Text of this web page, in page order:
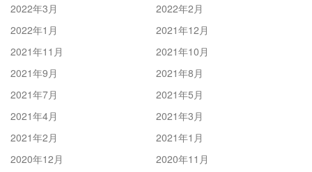
2022年3月
2022年2月
2022年1月
2021年12月
2021年11月
2021年10月
2021年9月
2021年8月
2021年7月
2021年5月
2021年4月
2021年3月
2021年2月
2021年1月
2020年12月
2020年11月